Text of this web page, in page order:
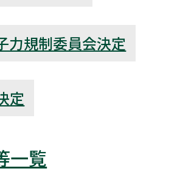
力規制委員会決定
定
一覧